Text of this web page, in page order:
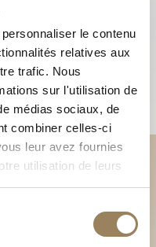
le contenu
relatives aux
trafic. Nous
sur l'utilisation de
médias sociaux, de
combiner celles-ci
leur avez fournies
utilisation de leurs